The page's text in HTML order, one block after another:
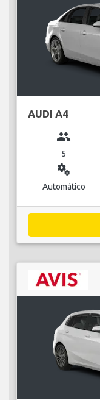
AUDI A4
group
5
miscellaneous_services
Automático